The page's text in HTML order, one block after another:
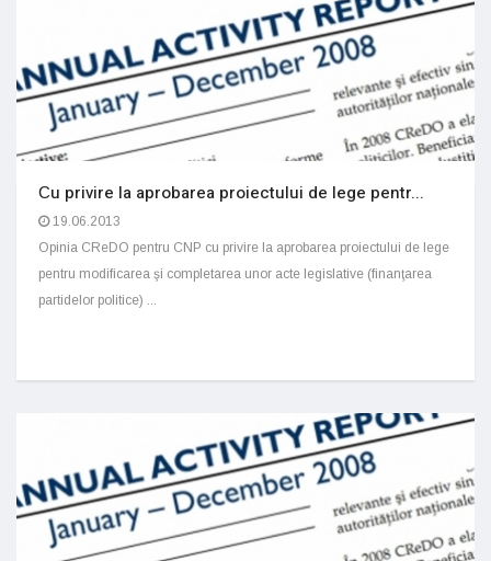
Сu privire la aprobarea proiectului de lege pentr...
19.06.2013
Opinia CReDO pentru CNP cu privire la aprobarea proiectului de lege
pentru modificarea şi completarea unor acte legislative (finanţarea
partidelor politice) ...